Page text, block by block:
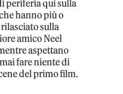
periferia qui sulla
hanno più o
sulla
amico Neel
aspettano
fare niente di
del primo film.